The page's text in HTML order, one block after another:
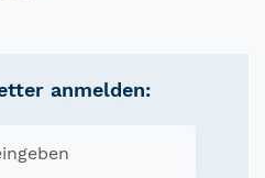
anmelden: